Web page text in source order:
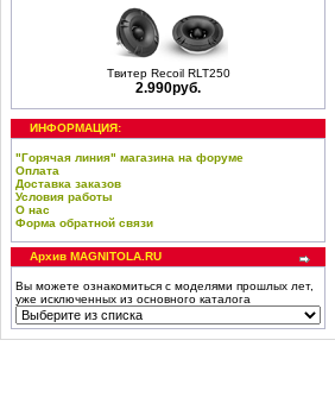
Твитер Recoil RLT250
2.990руб.
ИНФОРМАЦИЯ:
"Горячая линия" магазина на форуме
Оплата
Доставка заказов
Условия работы
О нас
Форма обратной связи
Архив MAGNITOLA.RU
Вы можете ознакомиться с моделями прошлых лет,
уже исключенных из основного каталога